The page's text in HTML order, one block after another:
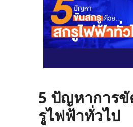
5 ปัญหาการขั
รูไฟฟ้าทั่วไป